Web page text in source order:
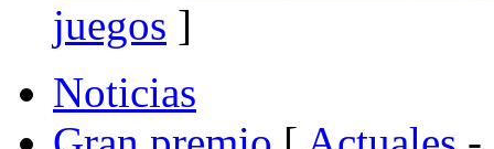
juegos ]
Noticias